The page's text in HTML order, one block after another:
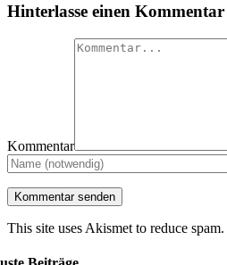
Hinterlasse einen Kommentar
Kommentar
This site uses Akismet to reduce spam.